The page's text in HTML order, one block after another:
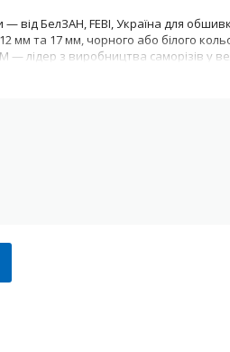
— від БелЗАН, FEBI, Україна для
мм та 17 мм, чорного або білого
— лідер з виробництва саморізів у
і 100 штук, зручно для дрібного
саморізи для специфічних потреб